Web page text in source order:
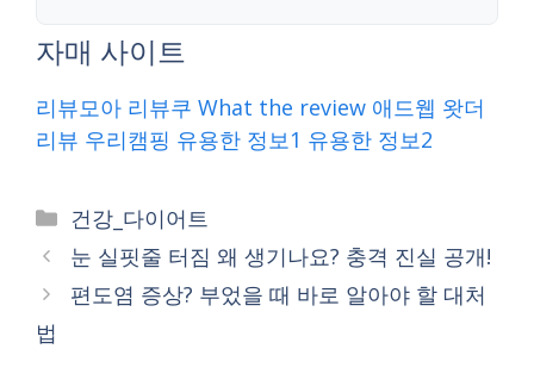
자매 사이트
리뷰모아 리뷰쿠 What the review 애드웹 왓더
리뷰 우리캠핑 유용한 정보1 유용한 정보2
Categories
건강_다이어트
눈 실핏줄 터짐 왜 생기나요? 충격 진실 공개!
편도염 증상? 부었을 때 바로 알아야 할 대처
법